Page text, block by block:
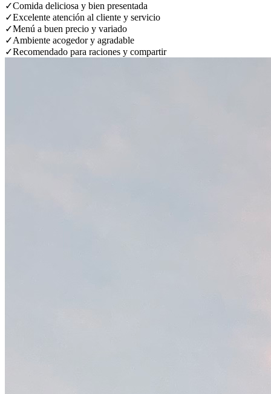
✓Comida deliciosa y bien presentada
✓Excelente atención al cliente y servicio
✓Menú a buen precio y variado
✓Ambiente acogedor y agradable
✓Recomendado para raciones y compartir